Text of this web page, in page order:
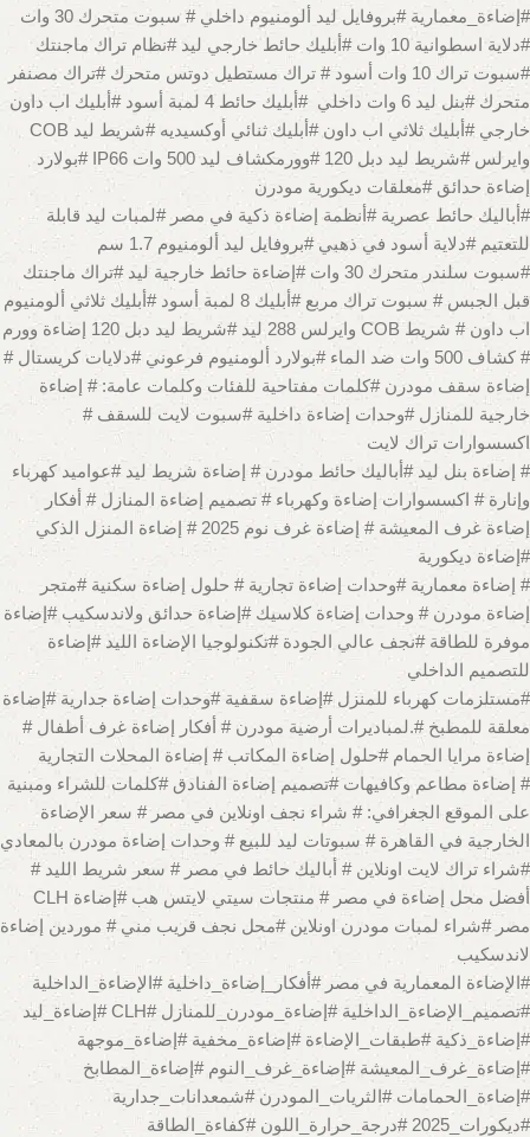
#إضاءة_معمارية #بروفايل ليد ألومنيوم داخلي # سبوت متحرك 30 وات
#دلاية اسطوانية 10 وات #أبليك حائط خارجي ليد #نظام تراك ماجنتك
#سبوت تراك 10 وات أسود # تراك مستطيل دوتس متحرك #تراك مصنفر
متحرك #بنل ليد 6 وات داخلي #أبليك حائط 4 لمبة أسود #أبليك اب داون
خارجي #أبليك ثلاثي اب داون #أبليك ثنائي أوكسيديه #شريط ليد COB
وايرلس #شريط ليد دبل 120 #وورمكشاف ليد 500 وات IP66 #بولارد
إضاءة حدائق #معلقات ديكورية مودرن
#أباليك حائط عصرية #أنظمة إضاءة ذكية في مصر #لمبات ليد قابلة
للتعتيم #دلاية أسود في ذهبي #بروفايل ليد ألومنيوم 1.7 سم
#سبوت سلندر متحرك 30 وات #إضاءة حائط خارجية ليد #تراك ماجنتك
قبل الجبس # سبوت تراك مربع #أبليك 8 لمبة أسود #أبليك ثلاثي ألومنيوم
اب داون # شريط COB وايرلس 288 ليد #شريط ليد دبل 120 إضاءة وورم
# كشاف 500 وات ضد الماء #بولارد ألومنيوم فرعوني #دلايات كريستال #
إضاءة سقف مودرن #كلمات مفتاحية للفئات وكلمات عامة: # إضاءة
خارجية للمنازل #وحدات إضاءة داخلية #سبوت لايت للسقف #
اكسسوارات تراك لايت
# إضاءة بنل ليد #أباليك حائط مودرن # إضاءة شريط ليد #عواميد كهرباء
وإنارة # اكسسوارات إضاءة وكهرباء # تصميم إضاءة المنازل # أفكار
إضاءة غرف المعيشة # إضاءة غرف نوم 2025 # إضاءة المنزل الذكي
#إضاءة ديكورية
# إضاءة معمارية #وحدات إضاءة تجارية # حلول إضاءة سكنية #متجر
إضاءة مودرن # وحدات إضاءة كلاسيك #إضاءة حدائق ولاندسكيب #إضاءة
موفرة للطاقة #نجف عالي الجودة #تكنولوجيا الإضاءة الليد #إضاءة
للتصميم الداخلي
#مستلزمات كهرباء للمنزل #إضاءة سقفية #وحدات إضاءة جدارية #إضاءة
معلقة للمطبخ #.لمباديرات أرضية مودرن # أفكار إضاءة غرف أطفال #
إضاءة مرايا الحمام #حلول إضاءة المكاتب # إضاءة المحلات التجارية
# إضاءة مطاعم وكافيهات #تصميم إضاءة الفنادق #كلمات للشراء ومبنية
على الموقع الجغرافي: # شراء نجف اونلاين في مصر # سعر الإضاءة
الخارجية في القاهرة # سبوتات ليد للبيع # وحدات إضاءة مودرن بالمعادي
#شراء تراك لايت اونلاين # أباليك حائط في مصر # سعر شريط الليد #
أفضل محل إضاءة في مصر # منتجات سيتي لايتس هب #إضاءة CLH
مصر #شراء لمبات مودرن اونلاين #محل نجف قريب مني # موردين إضاءة
لاندسكيب
#الإضاءة المعمارية في مصر #أفكار_إضاءة_داخلية #الإضاءة_الداخلية
#تصميم_الإضاءة_الداخلية #إضاءة_مودرن_للمنازل #CLH #إضاءة_ليد
#إضاءة_ذكية #طبقات_الإضاءة #إضاءة_مخفية #إضاءة_موجهة
#إضاءة_غرف_المعيشة #إضاءة_غرف_النوم #إضاءة_المطابخ
#إضاءة_الحمامات #الثريات_المودرن #شمعدانات_جدارية
#ديكورات_2025 #درجة_حرارة_اللون #كفاءة_الطاقة